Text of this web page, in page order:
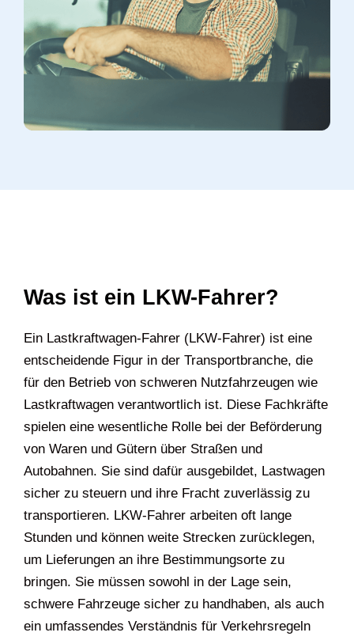
Was ist ein LKW-Fahrer?
Ein Lastkraftwagen-Fahrer (LKW-Fahrer) ist eine
entscheidende Figur in der Transportbranche, die
für den Betrieb von schweren Nutzfahrzeugen wie
Lastkraftwagen verantwortlich ist. Diese Fachkräfte
spielen eine wesentliche Rolle bei der Beförderung
von Waren und Gütern über Straßen und
Autobahnen. Sie sind dafür ausgebildet, Lastwagen
sicher zu steuern und ihre Fracht zuverlässig zu
transportieren. LKW-Fahrer arbeiten oft lange
Stunden und können weite Strecken zurücklegen,
um Lieferungen an ihre Bestimmungsorte zu
bringen. Sie müssen sowohl in der Lage sein,
schwere Fahrzeuge sicher zu handhaben, als auch
ein umfassendes Verständnis für Verkehrsregeln